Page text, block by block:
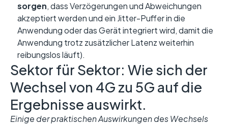
sorgen, dass Verzögerungen und Abweichungen
akzeptiert werden und ein Jitter-Puffer in die
Anwendung oder das Gerät integriert wird, damit die
Anwendung trotz zusätzlicher Latenz weiterhin
reibungslos läuft).
Sektor für Sektor: Wie sich der
Wechsel von 4G zu 5G auf die
Ergebnisse auswirkt.
Einige der praktischen Auswirkungen des Wechsels